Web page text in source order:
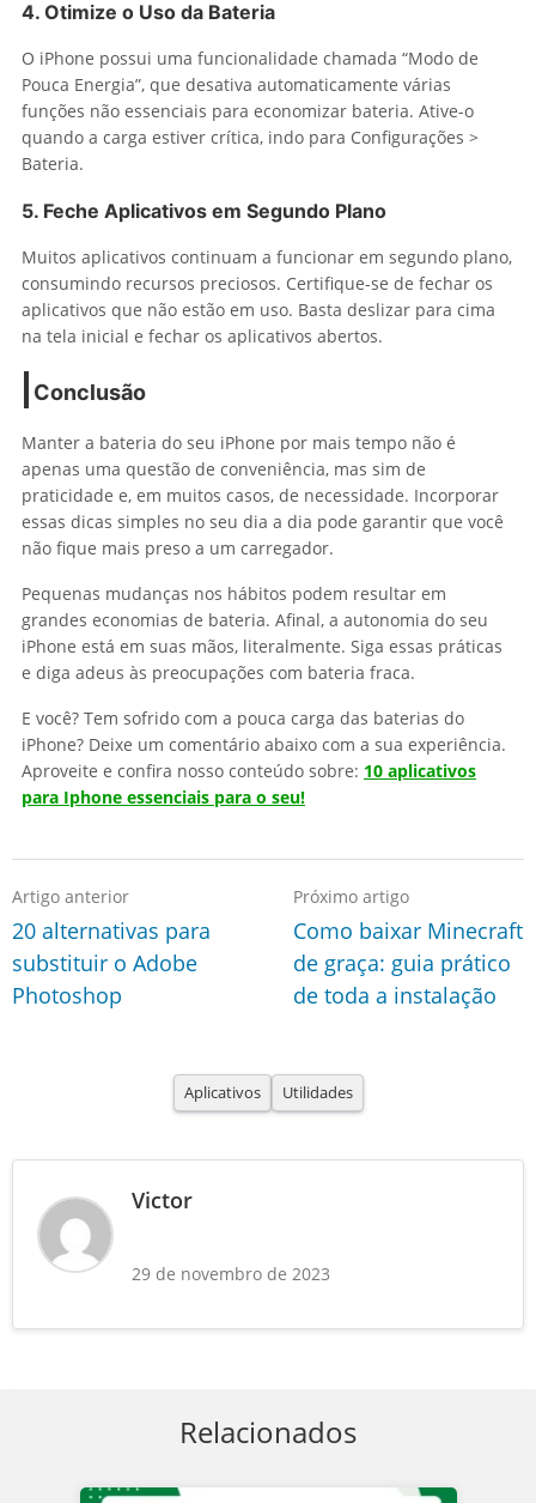
4. Otimize o Uso da Bateria
O iPhone possui uma funcionalidade chamada “Modo de
Pouca Energia”, que desativa automaticamente várias
funções não essenciais para economizar bateria. Ative-o
quando a carga estiver crítica, indo para Configurações >
Bateria.
5. Feche Aplicativos em Segundo Plano
Muitos aplicativos continuam a funcionar em segundo plano,
consumindo recursos preciosos. Certifique-se de fechar os
aplicativos que não estão em uso. Basta deslizar para cima
na tela inicial e fechar os aplicativos abertos.
Conclusão
Manter a bateria do seu iPhone por mais tempo não é
apenas uma questão de conveniência, mas sim de
praticidade e, em muitos casos, de necessidade. Incorporar
essas dicas simples no seu dia a dia pode garantir que você
não fique mais preso a um carregador.
Pequenas mudanças nos hábitos podem resultar em
grandes economias de bateria. Afinal, a autonomia do seu
iPhone está em suas mãos, literalmente. Siga essas práticas
e diga adeus às preocupações com bateria fraca.
E você? Tem sofrido com a pouca carga das baterias do
iPhone? Deixe um comentário abaixo com a sua experiência.
Aproveite e confira nosso conteúdo sobre: 10 aplicativos
para Iphone essenciais para o seu!
Artigo anterior
20 alternativas para
substituir o Adobe
Photoshop
Próximo artigo
Como baixar Minecraft
de graça: guia prático
de toda a instalação
Aplicativos Utilidades
Victor
29 de novembro de 2023
Relacionados